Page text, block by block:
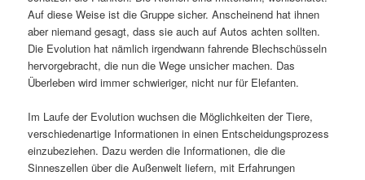
Auf diese Weise ist die Gruppe sicher. Anscheinend hat ihnen
aber niemand gesagt, dass sie auch auf Autos achten sollten.
Die Evolution hat nämlich irgendwann fahrende Blechschüsseln
hervorgebracht, die nun die Wege unsicher machen. Das
Überleben wird immer schwieriger, nicht nur für Elefanten.
Im Laufe der Evolution wuchsen die Möglichkeiten der Tiere,
verschiedenartige Informationen in einen Entscheidungsprozess
einzubeziehen. Dazu werden die Informationen, die die
Sinneszellen über die Außenwelt liefern, mit Erfahrungen